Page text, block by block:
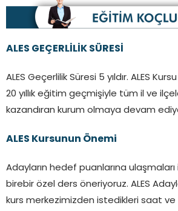
ALES GEÇERLİLİK SÜRESİ
ALES Geçerlilik Süresi 5 yıldır. ALES
20 yıllık eğitim geçmişiyle tüm il ve
kazandıran kurum olmaya devam
ALES Kursunun Önemi
Adayların hedef puanlarına ulaşmaları
birebir özel ders öneriyoruz. ALES
kurs merkezimizden istedikleri saat ve